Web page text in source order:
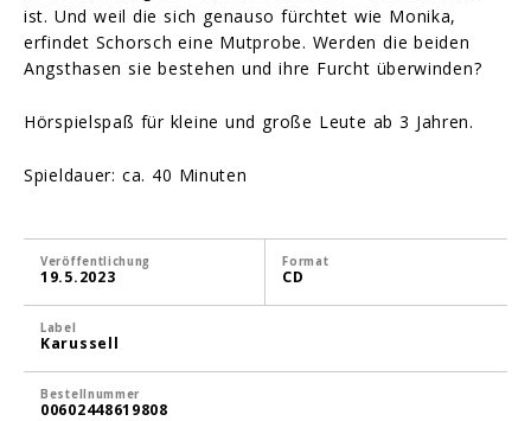
ist. Und weil die sich genauso fürchtet wie Monika,
erfindet Schorsch eine Mutprobe. Werden die beiden
Angsthasen sie bestehen und ihre Furcht überwinden?
Hörspielspaß für kleine und große Leute ab 3 Jahren.
Spieldauer: ca. 40 Minuten
Veröffentlichung
19.5.2023
Format
CD
Label
Karussell
Bestellnummer
00602448619808